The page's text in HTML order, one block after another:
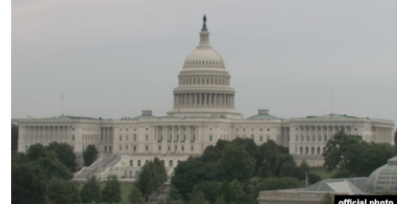
စာမျက်နှာ
ကျော်
ရေဒီယိုနှင့်ရုပ်သံ အချက်အလက်များ
ဗွီအိုအေ လူမှုကွန်ယက်များ